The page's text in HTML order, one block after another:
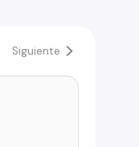
Siguiente